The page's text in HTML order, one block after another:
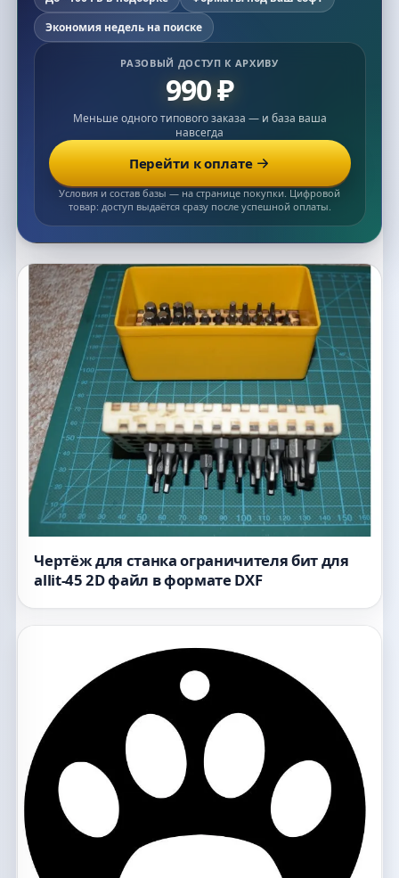
Экономия недель на поиске
РАЗОВЫЙ ДОСТУП К АРХИВУ
990 ₽
Меньше одного типового заказа — и база ваша
навсегда
Перейти к оплате
Условия и состав базы — на странице покупки. Цифровой
товар: доступ выдаётся сразу после успешной оплаты.
Список макетов
Чертёж для станка ограничителя бит для
allit-45 2D файл в формате DXF